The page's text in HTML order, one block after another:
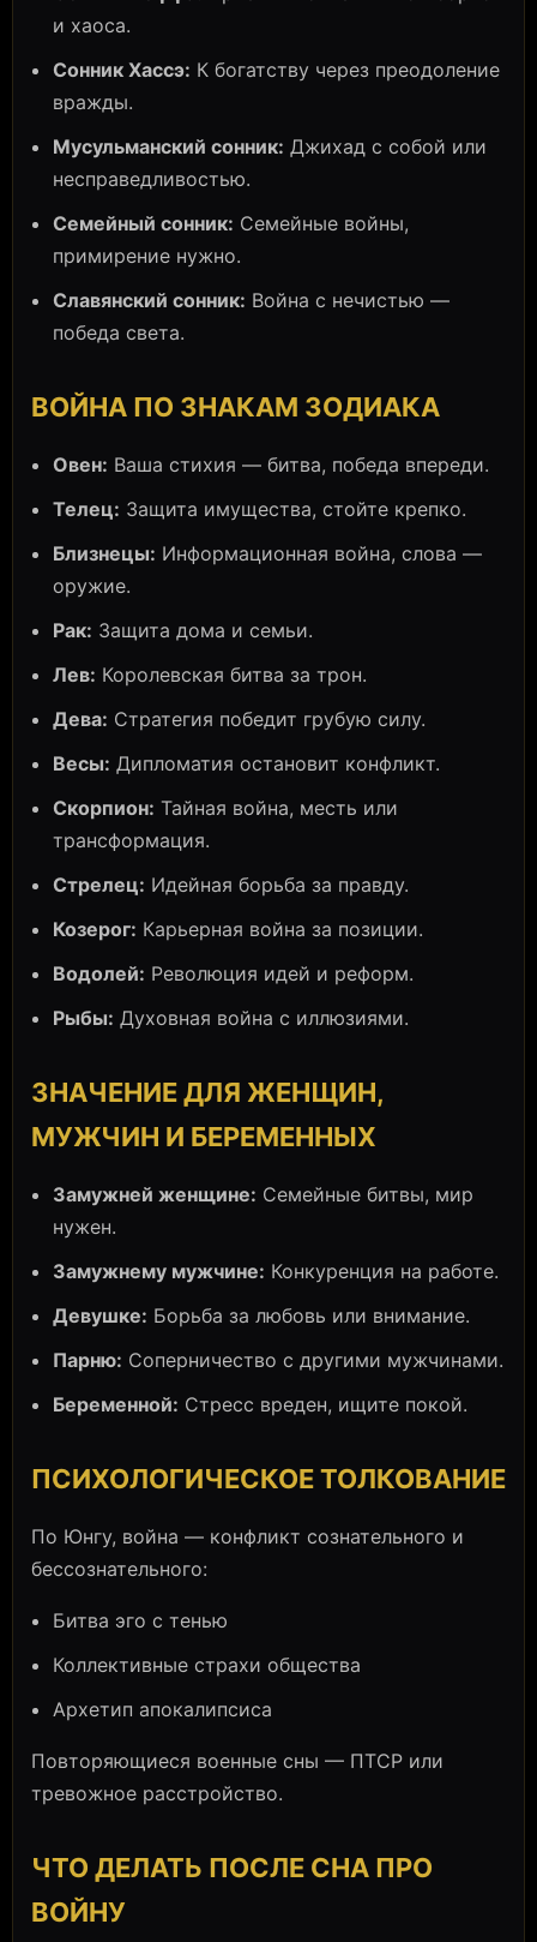
и хаоса.
Сонник Хассэ: К богатству через преодоление
вражды.
Мусульманский сонник: Джихад с собой или
несправедливостью.
Семейный сонник: Семейные войны,
примирение нужно.
Славянский сонник: Война с нечистью —
победа света.
ВОЙНА ПО ЗНАКАМ ЗОДИАКА
Овен: Ваша стихия — битва, победа впереди.
Телец: Защита имущества, стойте крепко.
Близнецы: Информационная война, слова —
оружие.
Рак: Защита дома и семьи.
Лев: Королевская битва за трон.
Дева: Стратегия победит грубую силу.
Весы: Дипломатия остановит конфликт.
Скорпион: Тайная война, месть или
трансформация.
Стрелец: Идейная борьба за правду.
Козерог: Карьерная война за позиции.
Водолей: Революция идей и реформ.
Рыбы: Духовная война с иллюзиями.
ЗНАЧЕНИЕ ДЛЯ ЖЕНЩИН,
МУЖЧИН И БЕРЕМЕННЫХ
Замужней женщине: Семейные битвы, мир
нужен.
Замужнему мужчине: Конкуренция на работе.
Девушке: Борьба за любовь или внимание.
Парню: Соперничество с другими мужчинами.
Беременной: Стресс вреден, ищите покой.
ПСИХОЛОГИЧЕСКОЕ ТОЛКОВАНИЕ
По Юнгу, война — конфликт сознательного и
бессознательного:
Битва эго с тенью
Коллективные страхи общества
Архетип апокалипсиса
Повторяющиеся военные сны — ПТСР или
тревожное расстройство.
ЧТО ДЕЛАТЬ ПОСЛЕ СНА ПРО
ВОЙНУ